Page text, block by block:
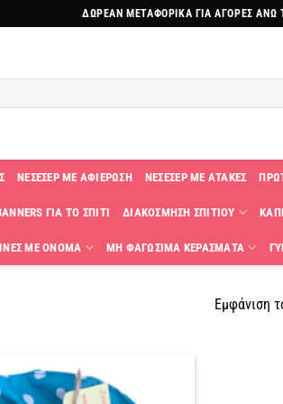
ΔΩΡΕΑΝ ΜΕΤΑΦΟΡΙΚΑ ΓΙΑ ΑΓΟΡΕΣ ΑΝΩ
ΝΕΣΕΣΕΡ ΜΕ ΑΦΙΕΡΩΣΗ ΝΕΣΕΣΕΡ ΜΕ ΑΤΑΚΕΣ
ΓΙΑ ΤΟ ΣΠΙΤΙ ΔΙΑΚΟΣΜΗΣΗ ΣΠΙΤΙΟΥ
ΜΕ ΟΝΟΜΑ ΜΗ ΦΑΓΩΣΙΜΑ ΚΕΡΑΣΜΑΤΑ
Εμφάνιση